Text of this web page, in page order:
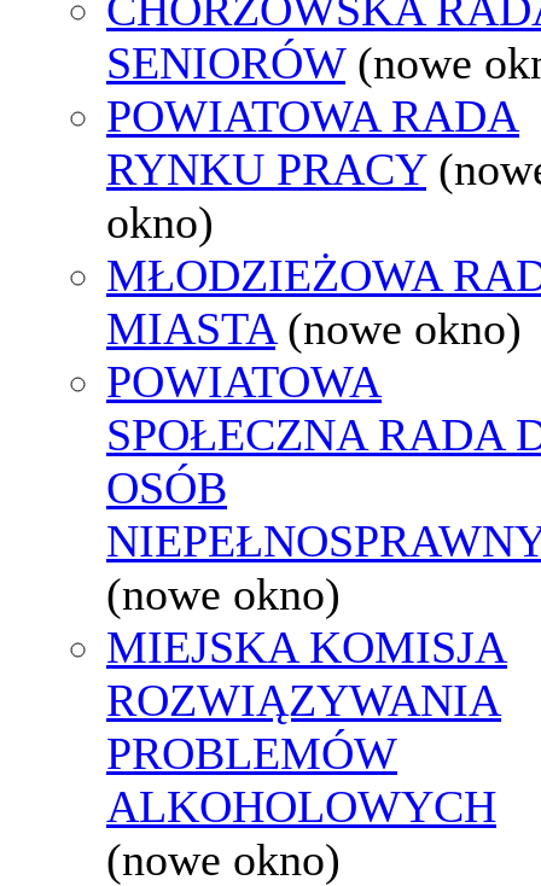
SENIORÓW (nowe
POWIATOWA RADA
RYNKU PRACY
okno)
MŁODZIEŻOWA
MIASTA (nowe okno)
POWIATOWA
SPOŁECZNA RADA
OSÓB
(nowe okno)
MIEJSKA KOMISJA
ROZWIĄZYWANIA
PROBLEMÓW
ALKOHOLOWYCH
(nowe okno)